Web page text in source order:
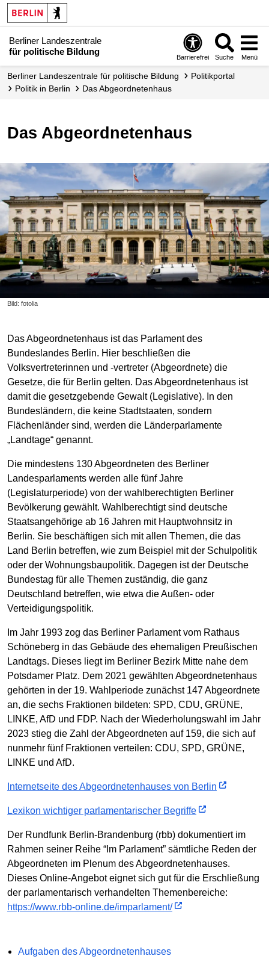
Berliner Landeszentrale
für politische Bildung
Barrierefrei Suche Menü
Berliner Landeszentrale für politische Bildung
Politikportal
Politik in Berlin
Das Abge­ordnetenhaus
Das Abgeordnetenhaus
Bild: fotolia
Das Abgeordnetenhaus ist das Parlament des
Bundeslandes Berlin. Hier beschließen die
Volksvertreterinnen und -vertreter (Abgeordnete) die
Gesetze, die für Berlin gelten. Das Abgeordnetenhaus ist
damit die gesetzgebende Gewalt (Legislative). In den
Bundesländern, die keine Stadtstaaten, sondern
Flächenländer sind, werden die Länderparlamente
„Landtage“ genannt.
Die mindestens 130 Abgeordneten des Berliner
Landesparlaments werden alle fünf Jahre
(Legislaturperiode) von der wahlberechtigten Berliner
Bevölkerung gewählt. Wahlberechtigt sind deutsche
Staatsangehörige ab 16 Jahren mit Hauptwohnsitz in
Berlin. Sie beschäftigen sich mit allen Themen, die das
Land Berlin betreffen, wie zum Beispiel mit der Schulpolitik
oder der Wohnungsbaupolitik. Dagegen ist der Deutsche
Bundestag für alle Themen zuständig, die ganz
Deutschland betreffen, wie etwa die Außen- oder
Verteidigungspolitik.
Im Jahr 1993 zog das Berliner Parlament vom Rathaus
Schöneberg in das Gebäude des ehemaligen Preußischen
Landtags. Dieses liegt im Berliner Bezirk Mitte nahe dem
Potsdamer Platz. Dem 2021 gewählten Abgeordnetenhaus
gehörten in der 19. Wahlperiode zunächst 147 Abgeordnete
an, die sechs Fraktionen bildeten: SPD, CDU, GRÜNE,
LINKE, AfD und FDP. Nach der Wiederholungswahl im Jahr
2023 stieg die Zahl der Abgeordneten auf 159, die sich auf
nunmehr fünf Fraktionen verteilen: CDU, SPD, GRÜNE,
LINKE und AfD.
Internetseite des Abgeordnetenhauses von Berlin
Lexikon wichtiger parlamentarischer Begriffe
Der Rundfunk Berlin-Brandenburg (rbb) dokumentiert im
Rahmen seiner Reihe “Im Parlament” sämtliche Reden der
Abgeordneten im Plenum des Abgeordnetenhauses.
Dieses Online-Angebot eignet sich gut für die Erschließung
der parlamentarisch verhandelten Themenbereiche:
https://www.rbb-online.de/imparlament/
Aufgaben des Abgeordnetenhauses